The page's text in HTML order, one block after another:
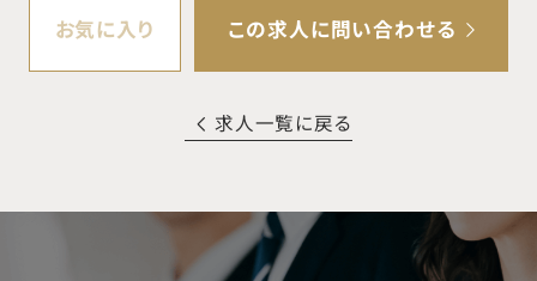
お気に入り この求人に問い合わせる
求人一覧に戻る